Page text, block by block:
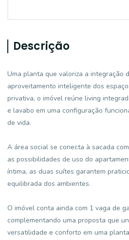
Descrição
Uma planta que valoriza a integração
aproveitamento inteligente dos
privativa, o imóvel reúne living
e lavabo em uma configuração
de vida.
A área social se conecta à sacada
as possibilidades de uso do
íntima, as duas suítes garantem
equilibrada dos ambientes.
O imóvel conta ainda com 1 vaga de
complementando uma proposta que
versatilidade e conforto em uma